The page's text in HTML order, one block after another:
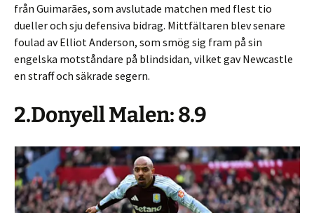
från Guimarães, som avslutade matchen med flest tio
dueller och sju defensiva bidrag. Mittfältaren blev senare
foulad av Elliot Anderson, som smög sig fram på sin
engelska motståndare på blindsidan, vilket gav Newcastle
en straff och säkrade segern.
2.Donyell Malen: 8.9